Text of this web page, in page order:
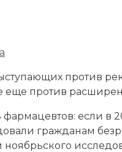
против
еще против
если в
гражданам